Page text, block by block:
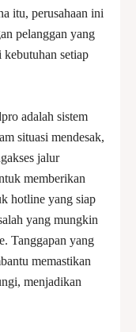
itu, perusahaan ini
pelanggan yang
setiap
adalah sistem
situasi mendesak,
jalur
memberikan
hotline yang siap
yang mungkin
Tanggapan yang
memastikan
menjadikan